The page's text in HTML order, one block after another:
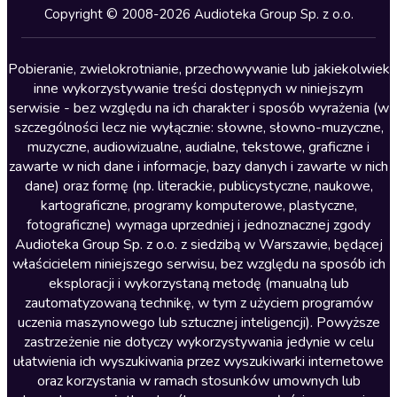
Kryminały
Lektury szkolne
Literatura anglojęzyczna
Literatura faktu
Literatura obyczajowa
Literatura piękna obca
Literatura piękna polska
Nagrania relaksacyjne
Nauka języków
Nauki humanistyczne
Podcasty i audycje
Polityka
Prasa
Copyright © 2008-2026 Audioteka Group Sp. z o.o.
Pobieranie, zwielokrotnianie, przechowywanie lub jakiekolwiek
inne wykorzystywanie treści dostępnych w niniejszym
serwisie - bez względu na ich charakter i sposób wyrażenia (w
szczególności lecz nie wyłącznie: słowne, słowno-muzyczne,
muzyczne, audiowizualne, audialne, tekstowe, graficzne i
zawarte w nich dane i informacje, bazy danych i zawarte w nich
dane) oraz formę (np. literackie, publicystyczne, naukowe,
kartograficzne, programy komputerowe, plastyczne,
fotograficzne) wymaga uprzedniej i jednoznacznej zgody
Audioteka Group Sp. z o.o. z siedzibą w Warszawie, będącej
właścicielem niniejszego serwisu, bez względu na sposób ich
eksploracji i wykorzystaną metodę (manualną lub
zautomatyzowaną technikę, w tym z użyciem programów
uczenia maszynowego lub sztucznej inteligencji). Powyższe
zastrzeżenie nie dotyczy wykorzystywania jedynie w celu
ułatwienia ich wyszukiwania przez wyszukiwarki internetowe
oraz korzystania w ramach stosunków umownych lub